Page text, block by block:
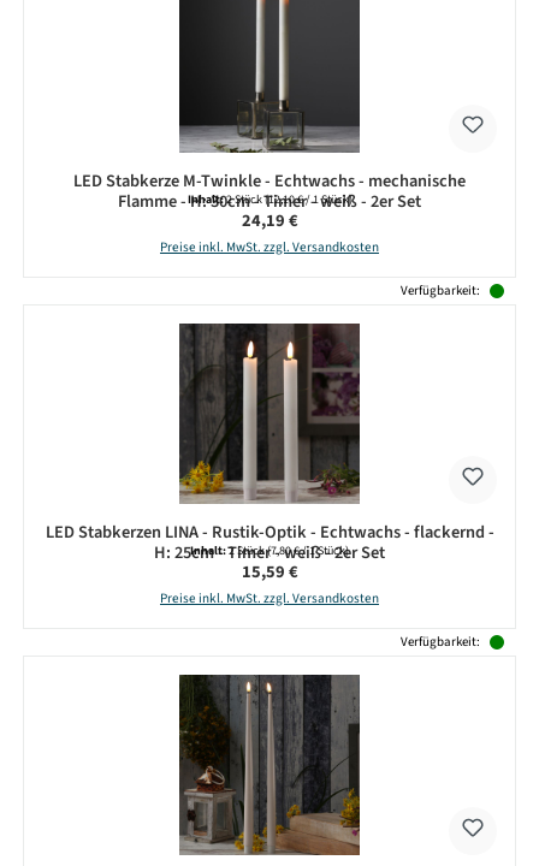
LED Stabkerze M-Twinkle - Echtwachs - mechanische
Flamme - H: 30cm - Timer - weiß - 2er Set
Inhalt:2 Stück(12,10 € / 1 Stück)
Regulärer Preis:
24,19 €
Preise inkl. MwSt. zzgl. Versandkosten
Verfügbarkeit:
LED Stabkerzen LINA - Rustik-Optik - Echtwachs - flackernd -
H: 25cm - Timer - weiß - 2er Set
Inhalt:2 Stück(7,80 € / 1 Stück)
Regulärer Preis:
15,59 €
Preise inkl. MwSt. zzgl. Versandkosten
Verfügbarkeit: